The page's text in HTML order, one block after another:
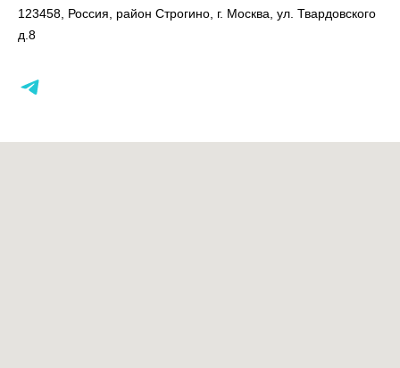
123458, Россия, район Строгино, г. Москва, ул. Твардовского
д.8